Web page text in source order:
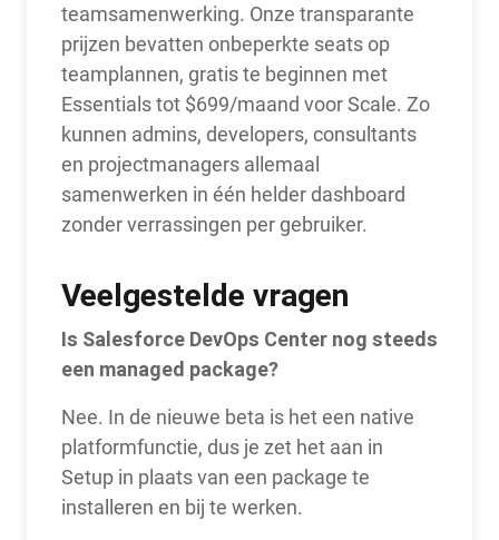
teamsamenwerking. Onze transparante
prijzen bevatten onbeperkte seats op
teamplannen, gratis te beginnen met
Essentials tot $699/maand voor Scale. Zo
kunnen admins, developers, consultants
en projectmanagers allemaal
samenwerken in één helder dashboard
zonder verrassingen per gebruiker.
Veelgestelde vragen
Is Salesforce DevOps Center nog steeds
een managed package?
Nee. In de nieuwe beta is het een native
platformfunctie, dus je zet het aan in
Setup in plaats van een package te
installeren en bij te werken.